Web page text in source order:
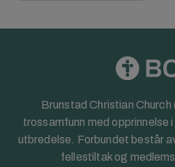
Brunstad Christian
trossamfunn med opprinnelse
utbredelse. Forbundet består
fellestiltak og